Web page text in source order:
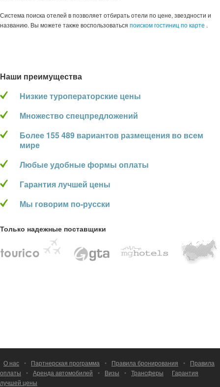
Система поиска отелей впозволяет отбирать отели по цене, звездности и
названию. Вы можете также воспользоваться поиском гостиниц по карте .
Наши преимущества
Низкие туроператорские цены
Множество спецпредложений
Более 155 489 вариантов размещения во всем
мире
Любые удобные формы оплаты
Гарантия лучшей цены
Мы говорим по-русски
Только надежные поставщики
О нас • Партнерская программа • Правила бронирования •
Правила
оплаты
• Аренда автомобилей • Визы • Трансферы
Гарантия
лучшей цены